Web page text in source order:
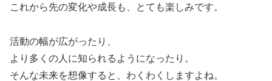
これから先の変化や成長も、とても楽しみです。
活動の幅が広がったり、
より多くの人に知られるようになったり。
そんな未来を想像すると、わくわくしますよね。